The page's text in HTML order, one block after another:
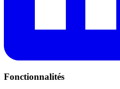
Fonctionnalités